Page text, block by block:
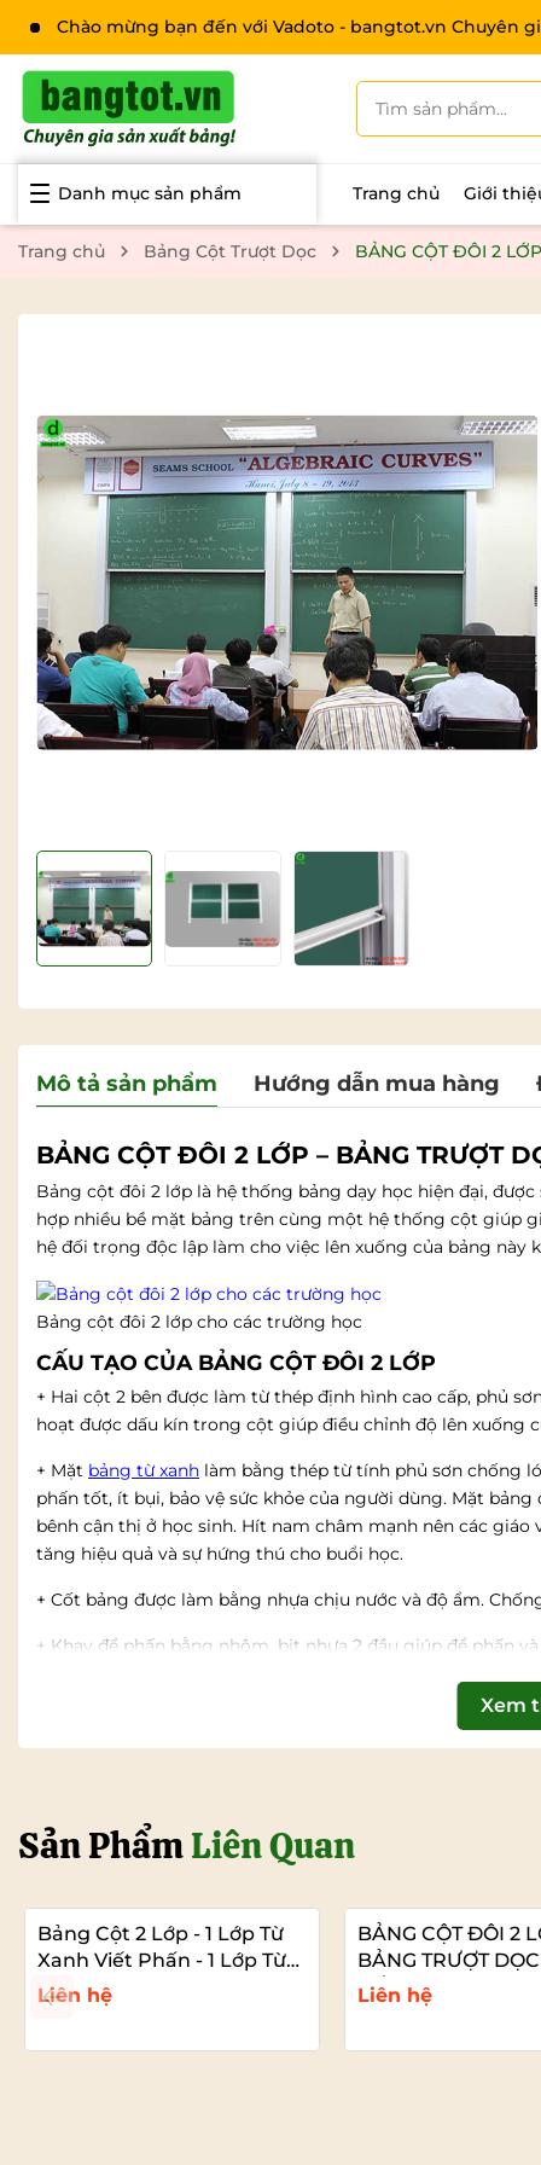
Chào mừng bạn đến với Vadoto - bangtot.vn Chuyên
Danh mục sản phẩm Trang chủ Giới
Trang chủ Bảng Cột Trượt Dọc BẢNG CỘT ĐÔI 2
Mô tả sản phẩm Hướng dẫn mua hàng
BẢNG CỘT ĐÔI 2 LỚP – BẢNG TRƯỢT
Bảng cột đôi 2 lớp là hệ thống bảng dạy học hiện đại,
hợp nhiều bề mặt bảng trên cùng một hệ thống cột giúp
hệ đối trọng độc lập làm cho việc lên xuống của bảng này
Bảng cột đôi 2 lớp cho các trường học
CẤU TẠO CỦA BẢNG CỘT ĐÔI 2 LỚP
+ Hai cột 2 bên được làm từ thép định hình cao cấp, phủ
hoạt được dấu kín trong cột giúp điều chỉnh độ lên xuống
+ Mặt bảng từ xanh làm bằng thép từ tính phủ sơn chống
phấn tốt, ít bụi, bảo vệ sức khỏe của người dùng. Mặt
bênh cận thị ở học sinh. Hít nam châm mạnh nên các giáo
tăng hiệu quả và sự hứng thú cho buổi học.
+ Cốt bảng được làm bằng nhựa chịu nước và độ ẩm.
+ Khay để phấn bằng nhôm, bịt nhựa 2 đầu giúp để phấn
Xem
Sản PhẩmLiên Quan
Bảng Cột 2 Lớp - 1 Lớp Từ
Xanh Viết Phấn - 1 Lớp Từ
Xanh Viết Bút
Liên hệ
BẢNG CỘT ĐÔI 2
BẢNG TRƯỢT
CẤP CHO TRƯỜNG
Liên hệ